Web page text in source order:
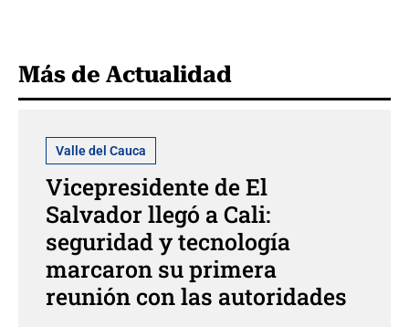
Más de Actualidad
Valle del Cauca
Vicepresidente de El
Salvador llegó a Cali:
seguridad y tecnología
marcaron su primera
reunión con las autoridades